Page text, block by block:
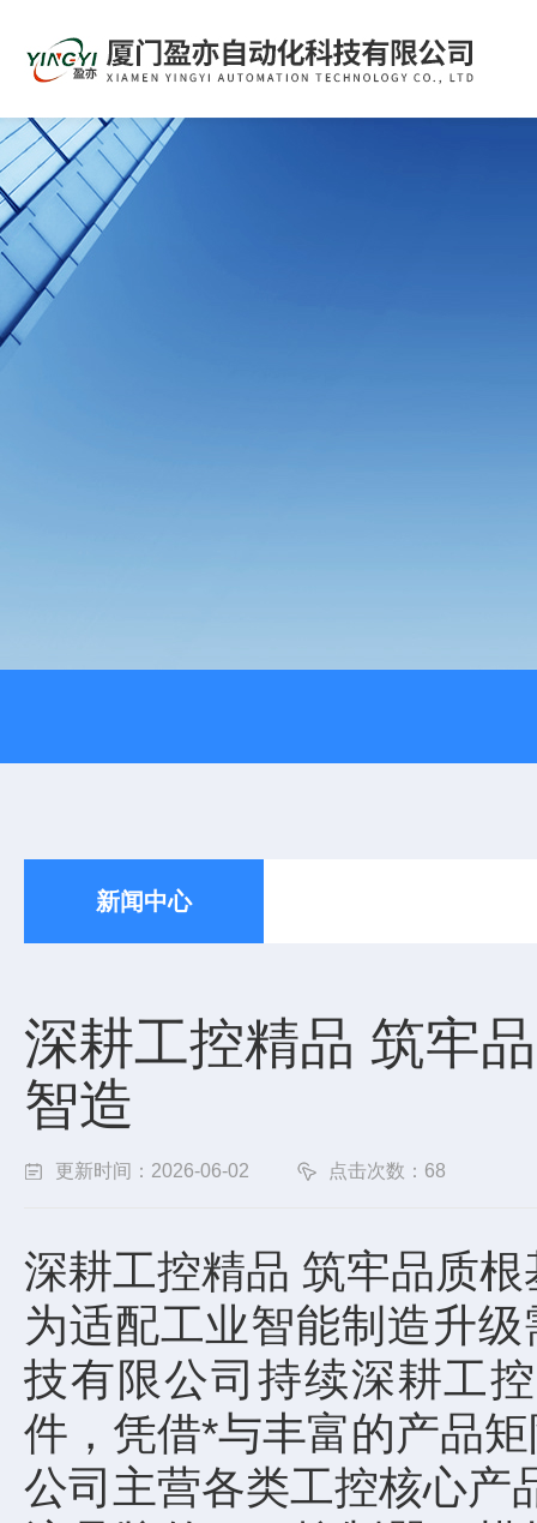
新闻中心
深耕工控精品 筑牢
智造
更新时间：2026-06-02 点击次数：68
深耕工控精品 筑牢品质
为适配工业智能制造升
技有限公司持续深耕工
件，凭借*与丰富的产品
公司主营各类工控核心产